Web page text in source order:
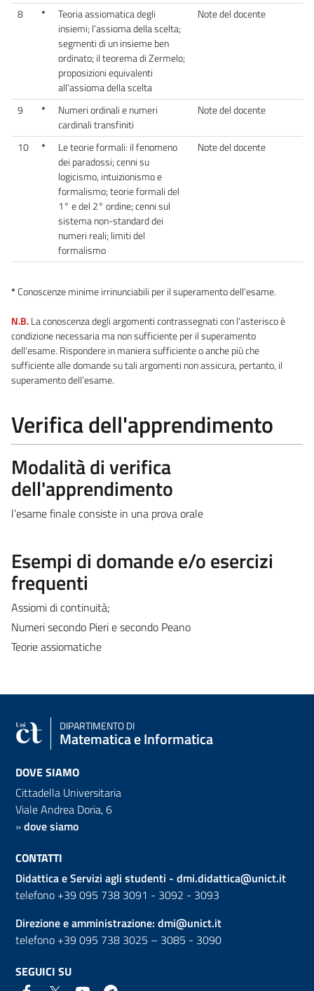
8 *
Teoria assiomatica degli
insiemi; l’assioma della scelta;
segmenti di un insieme ben
ordinato; il teorema di Zermelo;
proposizioni equivalenti
all’assioma della scelta
Note del docente
9 *
Numeri ordinali e numeri
cardinali transfiniti
Note del docente
10 *
Le teorie formali: il fenomeno
dei paradossi; cenni su
logicismo, intuizionismo e
formalismo; teorie formali del
1° e del 2° ordine; cenni sul
sistema non-standard dei
numeri reali; limiti del
formalismo
Note del docente
*Conoscenze minime irrinunciabili per il superamento dell'esame.
N.B.La conoscenza degli argomenti contrassegnati con l'asterisco è
condizione necessaria ma non sufficiente per il superamento
dell'esame. Rispondere in maniera sufficiente o anche più che
sufficiente alle domande su tali argomenti non assicura, pertanto, il
superamento dell'esame.
Verifica dell'apprendimento
Modalità di verifica
dell'apprendimento
l’esame finale consiste in una prova orale
Esempi di domande e/o esercizi
frequenti
Assiomi di continuità;
Numeri secondo Pieri e secondo Peano
Teorie assiomatiche
DIPARTIMENTO DI
Matematica e Informatica
DOVE SIAMO
Cittadella Universitaria
Viale Andrea Doria, 6
»dove siamo
CONTATTI
Didattica e Servizi agli studenti - dmi.didattica@unict.it
telefono +39 095 738 3091 - 3092 - 3093
Direzione e amministrazione: dmi@unict.it
telefono +39 095 738 3025 – 3085 - 3090
SEGUICI SU